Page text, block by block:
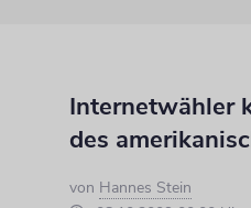
Internetwähler
des
von Hannes Stein